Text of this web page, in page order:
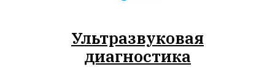
Ультразвуковая
диагностика